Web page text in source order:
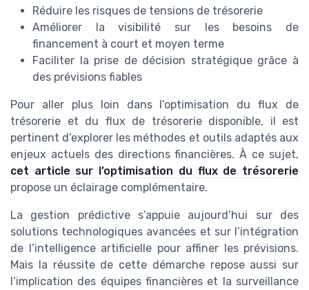
Réduire les risques de tensions de trésorerie
Améliorer la visibilité sur les besoins de
financement à court et moyen terme
Faciliter la prise de décision stratégique grâce à
des prévisions fiables
Pour aller plus loin dans l’optimisation du flux de
trésorerie et du flux de trésorerie disponible, il est
pertinent d’explorer les méthodes et outils adaptés aux
enjeux actuels des directions financières. À ce sujet,
cet article sur l’optimisation du flux de trésorerie
propose un éclairage complémentaire.
La gestion prédictive s’appuie aujourd’hui sur des
solutions technologiques avancées et sur l’intégration
de l’intelligence artificielle pour affiner les prévisions.
Mais la réussite de cette démarche repose aussi sur
l’implication des équipes financières et la surveillance